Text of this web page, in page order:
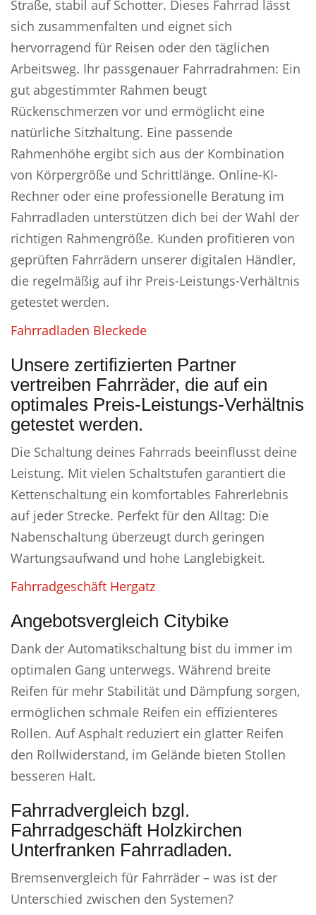
Straße, stabil auf Schotter. Dieses Fahrrad lässt
sich zusammenfalten und eignet sich
hervorragend für Reisen oder den täglichen
Arbeitsweg. Ihr passgenauer Fahrradrahmen: Ein
gut abgestimmter Rahmen beugt
Rückenschmerzen vor und ermöglicht eine
natürliche Sitzhaltung. Eine passende
Rahmenhöhe ergibt sich aus der Kombination
von Körpergröße und Schrittlänge. Online-KI-
Rechner oder eine professionelle Beratung im
Fahrradladen unterstützen dich bei der Wahl der
richtigen Rahmengröße. Kunden profitieren von
geprüften Fahrrädern unserer digitalen Händler,
die regelmäßig auf ihr Preis-Leistungs-Verhältnis
getestet werden.
Fahrradladen Bleckede
Unsere zertifizierten Partner
vertreiben Fahrräder, die auf ein
optimales Preis-Leistungs-Verhältnis
getestet werden.
Die Schaltung deines Fahrrads beeinflusst deine
Leistung. Mit vielen Schaltstufen garantiert die
Kettenschaltung ein komfortables Fahrerlebnis
auf jeder Strecke. Perfekt für den Alltag: Die
Nabenschaltung überzeugt durch geringen
Wartungsaufwand und hohe Langlebigkeit.
Fahrradgeschäft Hergatz
Angebotsvergleich Citybike
Dank der Automatikschaltung bist du immer im
optimalen Gang unterwegs. Während breite
Reifen für mehr Stabilität und Dämpfung sorgen,
ermöglichen schmale Reifen ein effizienteres
Rollen. Auf Asphalt reduziert ein glatter Reifen
den Rollwiderstand, im Gelände bieten Stollen
besseren Halt.
Fahrradvergleich bzgl.
Fahrradgeschäft Holzkirchen
Unterfranken Fahrradladen.
Bremsenvergleich für Fahrräder – was ist der
Unterschied zwischen den Systemen?